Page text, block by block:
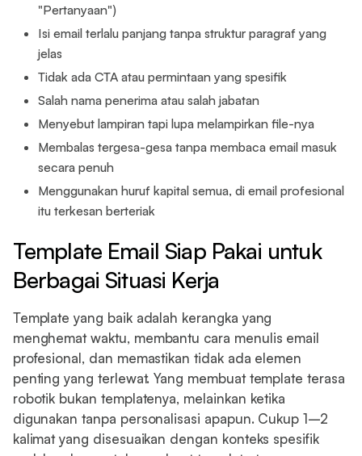
"Pertanyaan")
Isi email terlalu panjang tanpa struktur paragraf yang
jelas
Tidak ada CTA atau permintaan yang spesifik
Salah nama penerima atau salah jabatan
Menyebut lampiran tapi lupa melampirkan file-nya
Membalas tergesa-gesa tanpa membaca email masuk
secara penuh
Menggunakan huruf kapital semua, di email profesional
itu terkesan berteriak
Template Email Siap Pakai untuk
Berbagai Situasi Kerja
Template yang baik adalah kerangka yang
menghemat waktu, membantu cara menulis email
profesional, dan memastikan tidak ada elemen
penting yang terlewat. Yang membuat template terasa
robotik bukan templatenya, melainkan ketika
digunakan tanpa personalisasi apapun. Cukup 1–2
kalimat yang disesuaikan dengan konteks spesifik